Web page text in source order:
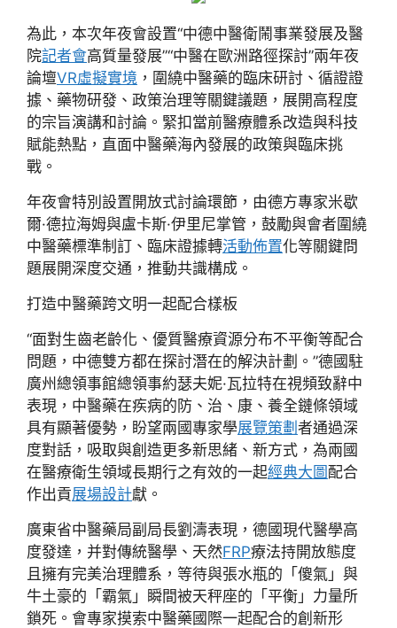
為此，本次年夜會設置“中德中醫衛鬧事業發展及醫
院記者會高質量發展”“中醫在歐洲路徑探討”兩年夜
論壇VR虛擬實境 ，圍繞中醫藥的臨床研討、循證證
據、藥物研發、政策治理等關鍵議題，展開高程度
的宗旨演講和討論。緊扣當前醫療體系改造與科技
賦能熱點，直面中醫藥海內發展的政策與臨床挑
戰。
年夜會特別設置開放式討論環節，由德方專家米歇
爾·德拉海姆與盧卡斯·伊里尼掌管，鼓勵與會者圍繞
中醫藥標準制訂、臨床證據轉活動佈置化等關鍵問
題展開深度交通，推動共識構成。
打造中醫藥跨文明一起配合樣板
“面對生齒老齡化、優質醫療資源分布不平衡等配合
問題，中德雙方都在探討潛在的解決計劃。”德國駐
廣州總領事館總領事約瑟夫妮·瓦拉特在視頻致辭中
表現，中醫藥在疾病的防、治、康、養全鏈條領域
具有顯著優勢，盼望兩國專家學展覽策劃 者通過深
度對話，吸取與創造更多新思緒、新方式，為兩國
在醫療衛生領域長期行之有效的一起經典大圖 配合
作出貢展場設計獻。
廣東省中醫藥局副局長劉濤表現，德國現代醫學高
度發達，并對傳統醫學、天然FRP療法持開放態度
且擁有完美治理體系，等待與張水瓶的「傻氣」與
牛土豪的「霸氣」瞬間被天秤座的「平衡」力量所
鎖死。會專家摸索中醫藥國際一起配合的創新形